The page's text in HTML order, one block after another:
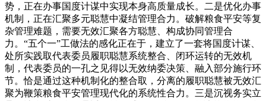
势，正在办事国度计谋中实现本身高质量成长。二是优化办事
机制，正在汇聚多元聪慧中凝结管理合力。破解粮食平安等复
杂管理难题，需要无效汇聚各方聪慧、构成协同管理合
力。“五个一”工做法的感化正在于，建立了一套将国度计谋、
处所实践取代表委员履职聪慧系统整合、闭环运转的无效机
制，代表委员的一孔之见得以无效纳委决策、融入部分施行环
节。恰是通过这种机制化的整合取，分离的履职聪慧被无效汇
聚为鞭策粮食平安管理现代化的系统性合力。三是沉视务实立